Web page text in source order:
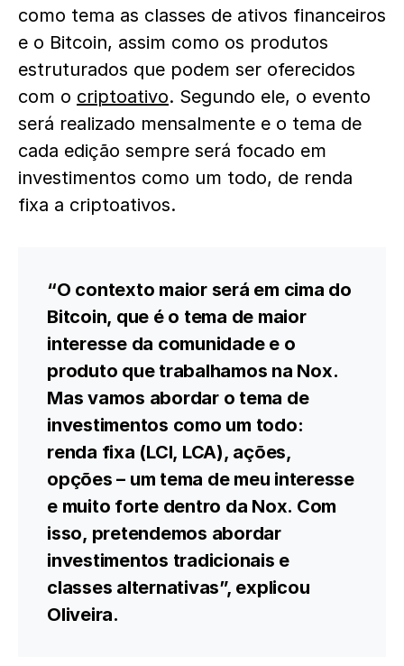
como tema as classes de ativos financeiros
e o Bitcoin, assim como os produtos
estruturados que podem ser oferecidos
com o criptoativo. Segundo ele, o evento
será realizado mensalmente e o tema de
cada edição sempre será focado em
investimentos como um todo, de renda
fixa a criptoativos.
“O contexto maior será em cima do
Bitcoin, que é o tema de maior
interesse da comunidade e o
produto que trabalhamos na Nox.
Mas vamos abordar o tema de
investimentos como um todo:
renda fixa (LCI, LCA), ações,
opções – um tema de meu interesse
e muito forte dentro da Nox. Com
isso, pretendemos abordar
investimentos tradicionais e
classes alternativas”, explicou
Oliveira.